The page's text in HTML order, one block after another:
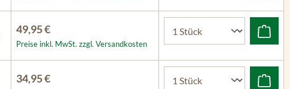
49,95 €
Preise inkl. MwSt. zzgl. Versandkosten
34,95 €